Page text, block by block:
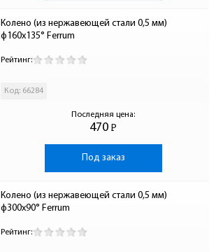
Колено (из нержавеющей стали 0,5 мм)
ф160х135° Ferrum
Рейтинг:
Код: 66284
Последняя цена:
470 Р
-
Под заказ
Колено (из нержавеющей стали 0,5 мм)
ф300х90° Ferrum
Рейтинг: